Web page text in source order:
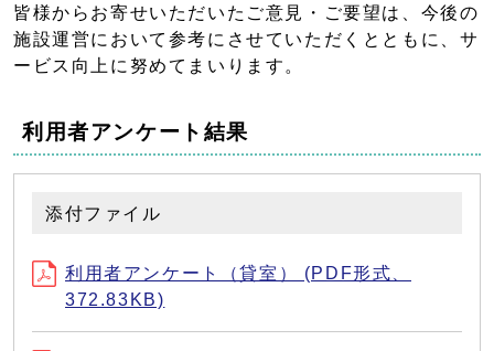
皆様からお寄せいただいたご意見・ご要望は、今後の
施設運営において参考にさせていただくとともに、サ
ービス向上に努めてまいります。
利用者アンケート結果
添付ファイル
利用者アンケート（貸室） (PDF形式、
372.83KB)